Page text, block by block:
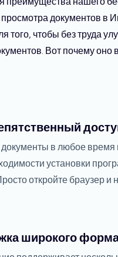
документов в
того, чтобы без труда
Вот почему оно
в любое
установки
откройте браузер и
широкого